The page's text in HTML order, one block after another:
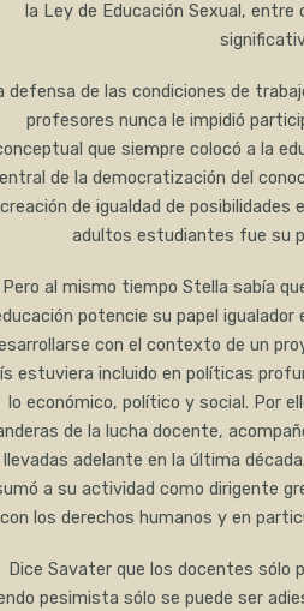
la Ley de Educación Sexual,
defensa de las condiciones de
profesores nunca le impidió
que siempre colocó a la
de la democratización del
creación de igualdad de
adultos estudiantes fue su
Pero al mismo tiempo Stella sabía
potencie su papel igualador
con el contexto de un
estuviera incluido en políticas
lo económico, político y social. Por
de la lucha docente,
llevadas adelante en la última
a su actividad como dirigente
con los derechos humanos y en
Dice Savater que los docentes sólo
pesimista sólo se puede ser